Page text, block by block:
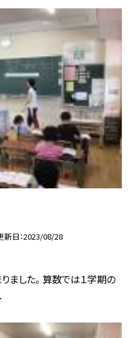
新日 2023/08/28
ました。 算数では１学期の